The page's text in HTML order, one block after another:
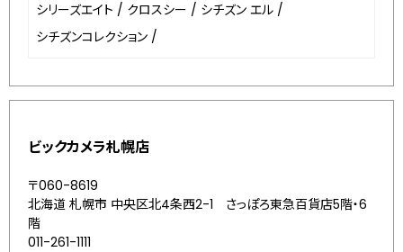
シリーズエイト / クロスシー / シチズン エル /
シチズンコレクション /
ビックカメラ札幌店
〒060-8619
北海道 札幌市 中央区北4条西2-1 さっぽろ東急百貨店5階・6
階
011-261-1111